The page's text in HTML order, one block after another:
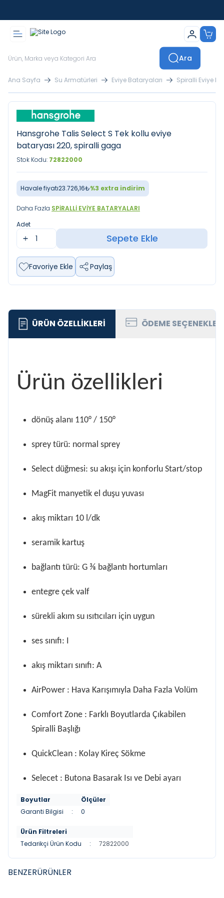
Ara
Ana Sayfa Su Armatürleri Eviye Bataryaları Spiralli Eviye
Hansgrohe Talis Select S Tek kollu eviye
bataryası 220, spiralli gaga
Stok Kodu: 72822000
Havale fiyatı23.726,16₺%3 extra indirim
Daha Fazla SPIRALLI EVIYE BATARYALARI
Adet
Sepete Ekle
Favoriye Ekle Paylaş
ÜRÜN ÖZELLIKLERI ÖDEME
Ürün özellikleri
dönüş alanı 110° / 150°
sprey türü: normal sprey
Select düğmesi: su akışı için konforlu Start/stop
MagFit manyetik el duşu yuvası
akış miktarı 10 l/dk
seramik kartuş
bağlantı türü: G ⅜ bağlantı hortumları
entegre çek valf
sürekli akım su ısıtıcıları için uygun
ses sınıfı: I
akış miktarı sınıfı: A
AirPower : Hava Karışımıyla Daha Fazla Volüm
Comfort Zone : Farklı Boyutlarda Çıkabilen
Spiralli Başlığı
QuickClean : Kolay Kireç Sökme
Selecet : Butona Basarak Isı ve Debi ayarı
Boyutlar
Ölçüler
Garanti Bilgisi
: 0
Ürün Filtreleri
Tedarikçi Ürün Kodu
: 72822000
BENZERÜRÜNLER